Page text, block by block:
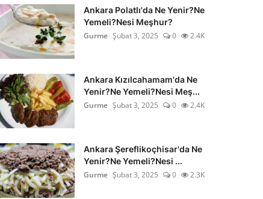
Ankara Polatlı'da Ne Yenir?Ne
Yemeli?Nesi Meşhur?
Gurme Şubat 3, 2025 0 2.4K
Ankara Kızılcahamam'da Ne
Yenir?Ne Yemeli?Nesi Meş...
Gurme Şubat 3, 2025 0 2.4K
Ankara Şereflikoçhisar'da Ne
Yenir?Ne Yemeli?Nesi ...
Gurme Şubat 3, 2025 0 2.3K